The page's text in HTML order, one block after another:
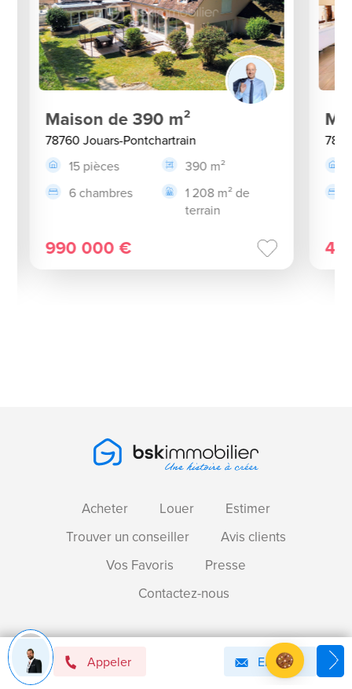
Appeler Email
Maison de 390 m²
78760 Jouars-Pontchartrain
15 pièces
390 m²
6 chambres
1 208 m² de
terrain
990 000 €
Acheter Louer
Estimer
Trouver un conseiller
Avis clients
Vos Favoris
Presse
Contactez-nous
Devenir mandataire immobilier BSK !